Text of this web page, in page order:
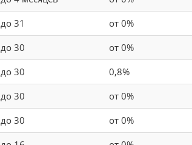
до 31
от 0%
до 30
от 0%
до 30
0,8%
до 30
от 0%
до 30
от 0%